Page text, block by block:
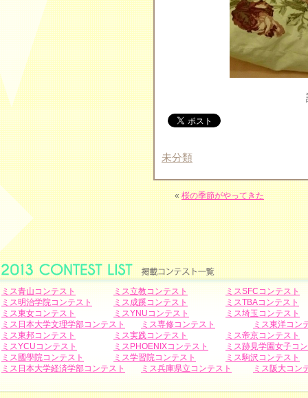
未分類
«桜の季節がやってきた
ミス青山コンテスト ミス立教コンテスト
ミスSFCコンテスト
ミス明治学院コンテスト
ミス成蹊コンテスト
ミスTBAコンテスト
ミス東女コンテスト
ミスYNUコンテスト
ミス埼玉コンテスト
ミス日本大学文理学部コンテスト
ミス専修コンテスト
ミス東洋コン
ミス東邦コンテスト
ミス実践コンテスト
ミス帝京コンテスト
ミスYCUコンテスト
ミスPHOENIXコンテスト
ミス跡見学園女子コ
ミス國學院コンテスト
ミス学習院コンテスト
ミス駒沢コンテスト
ミス日本大学経済学部コンテスト
ミス兵庫県立コンテスト ミス阪大コン